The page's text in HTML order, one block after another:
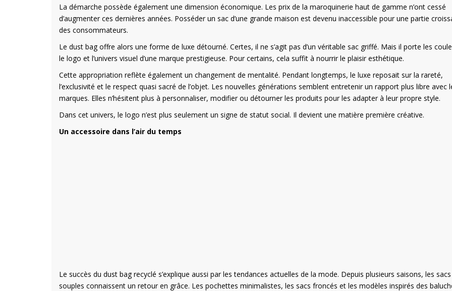
La démarche possède également une dimension économique. Les prix de la maroquinerie haut de gamme n’ont cessé
d’augmenter ces dernières années. Posséder un sac d’une grande maison est devenu inaccessible pour une partie
des consommateurs.
Le dust bag offre alors une forme de luxe détourné. Certes, il ne s’agit pas d’un véritable sac griffé. Mais il porte les
le logo et l’univers visuel d’une marque prestigieuse. Pour certains, cela suffit à nourrir le plaisir esthétique.
Cette appropriation reflète également un changement de mentalité. Pendant longtemps, le luxe reposait sur la rareté,
l’exclusivité et le respect quasi sacré de l’objet. Les nouvelles générations semblent entretenir un rapport plus libre avec
marques. Elles n’hésitent plus à personnaliser, modifier ou détourner les produits pour les adapter à leur propre style.
Dans cet univers, le logo n’est plus seulement un signe de statut social. Il devient une matière première créative.
Un accessoire dans l’air du temps
Le succès du dust bag recyclé s’explique aussi par les tendances actuelles de la mode. Depuis plusieurs saisons, les sacs
souples connaissent un retour en grâce. Les pochettes minimalistes, les sacs froncés et les modèles inspirés des